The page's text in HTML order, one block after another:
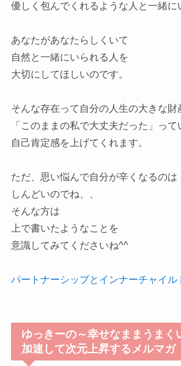
優しく包んでくれるような人と一緒に
あなたがあなたらしくいて
自然と一緒にいられる人を
大切にしてほしいのです。
そんな存在って自分の人生の大きな財
「このままの私で大丈夫だった」って
自己肯定感を上げてくれます。
ただ、思い悩んで自分が辛くなるのは
しんどいのでね、、
そんな方は
上で書いたようなことを
意識してみてくださいね^^
パートナーシップとインナーチャイル
ゆっきーの～幸せなままうまく
加速して次元上昇するメルマガ